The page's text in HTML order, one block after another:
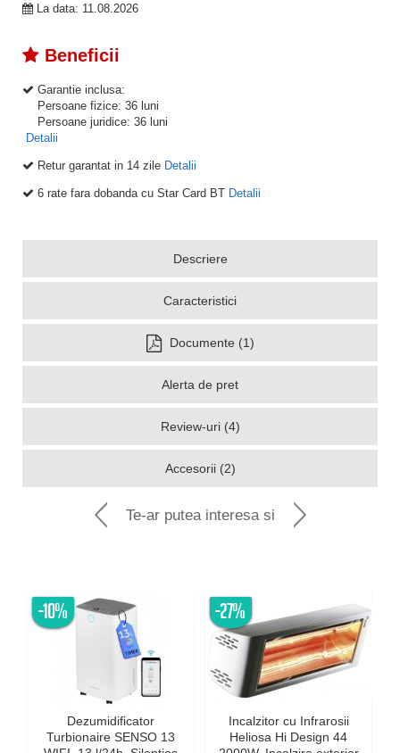
La data: 11.08.2026
Beneficii
Garantie inclusa:
Persoane fizice: 36 luni
Persoane juridice: 36 luni
Detalii
Retur garantat in 14 zile Detalii
6 rate fara dobanda cu Star Card BT Detalii
Descriere
Caracteristici
Documente (1)
Alerta de pret
Review-uri (4)
Accesorii (2)
Te-ar putea interesa si
-10%
Dezumidificator
Turbionaire SENSO 13
-27%
Incalzitor cu Infrarosii
Heliosa Hi Design 44